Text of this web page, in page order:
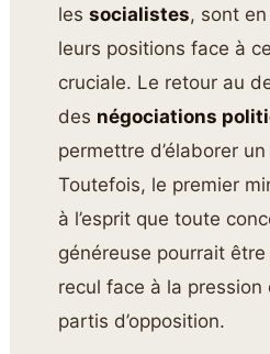
lessocialistes, sont
leurs positions face à
cruciale. Le retour au
des négociations
permettre d’élaborer
Toutefois, le premier
à l’esprit que toute
généreuse pourrait
recul face à la
partis d’opposition.